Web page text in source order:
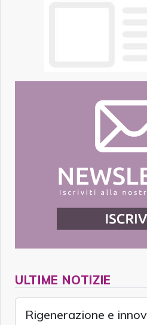
ULTIME NOTIZIE
Rigenerazione e